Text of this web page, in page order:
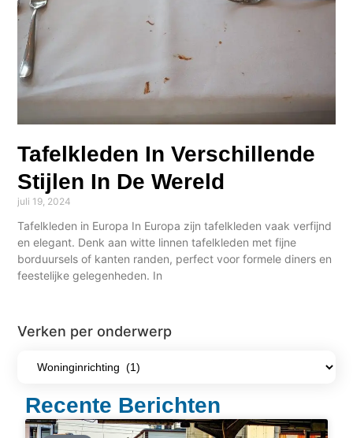
Verken per onderwerp
Recente Berichten
Tafelkleden In Verschillende
Stijlen In De Wereld
juli 19, 2024
Tafelkleden in Europa In Europa zijn tafelkleden vaak verfijnd
en elegant. Denk aan witte linnen tafelkleden met fijne
borduursels of kanten randen, perfect voor formele diners en
feestelijke gelegenheden. In